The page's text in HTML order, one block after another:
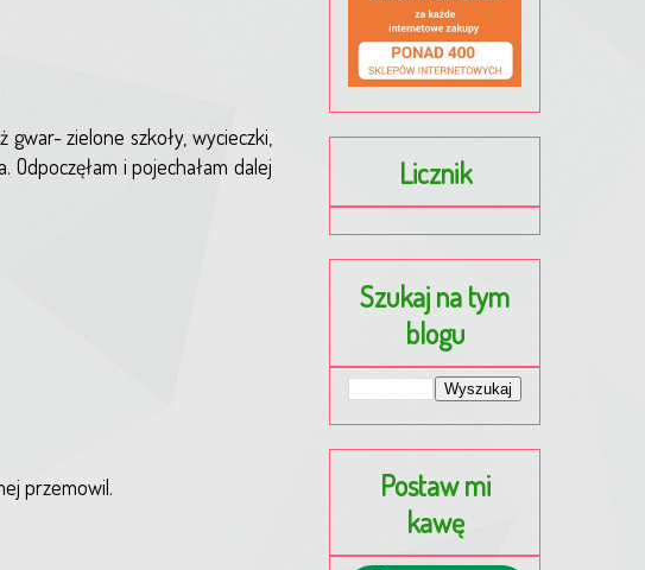
zielone szkoły, wycieczki,
i pojechałam dalej
przemowil.
Licznik
Szukaj na tym
blogu
Postaw mi
kawę